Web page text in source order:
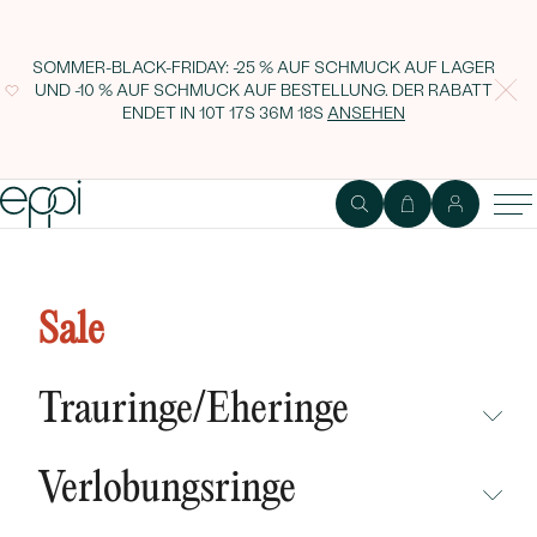
SOMMER-BLACK-FRIDAY: -25 % AUF SCHMUCK AUF LAGER
UND -10 % AUF SCHMUCK AUF BESTELLUNG. DER RABATT
ENDET IN 10T 17S 36M 17SANSEHEN
Sale
Trauringe/Eheringe
NEUHEITEN
Verlobungsringe
zum Öffnen Hugh